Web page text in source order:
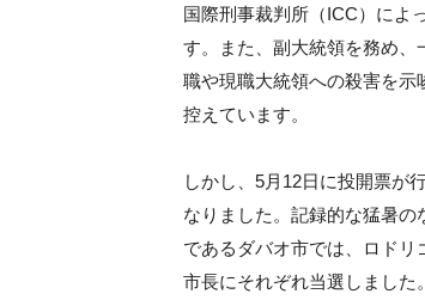
国際刑事裁判所（ICC）によ
す。また、副大統領を務め
職や現職大統領への殺害を示
控えています。
しかし、5月12日に投開票が
なりました。記録的な猛暑
であるダバオ市では、ロドリ
市長にそれぞれ当選しまし